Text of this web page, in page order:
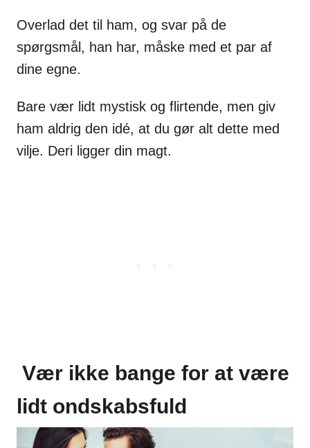
Overlad det til ham, og svar på de
spørgsmål, han har, måske med et par af
dine egne.
Bare vær lidt mystisk og flirtende, men giv
ham aldrig den idé, at du gør alt dette med
vilje. Deri ligger din magt.
Vær ikke bange for at være
lidt ondskabsfuld